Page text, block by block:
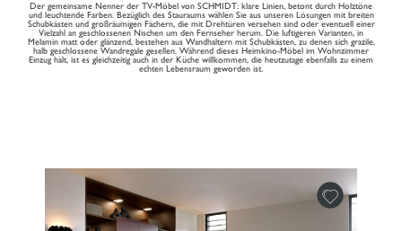
Der gemeinsame Nenner der TV-Möbel von SCHMIDT: klare Linien, betont durch Holztöne
und leuchtende Farben. Bezüglich des Stauraums wählen Sie aus unseren Lösungen mit breiten
Schubkästen und großräumigen Fächern, die mit Drehtüren versehen sind oder eventuell einer
Vielzahl an geschlossenen Nischen um den Fernseher herum. Die luftigeren Varianten, in
Melamin matt oder glänzend, bestehen aus Wandhaltern mit Schubkästen, zu denen sich grazile,
halb geschlossene Wandregale gesellen. Während dieses Heimkino-Möbel im Wohnzimmer
Einzug hält, ist es gleichzeitig auch in der Küche willkommen, die heutzutage ebenfalls zu einem
echten Lebensraum geworden ist.